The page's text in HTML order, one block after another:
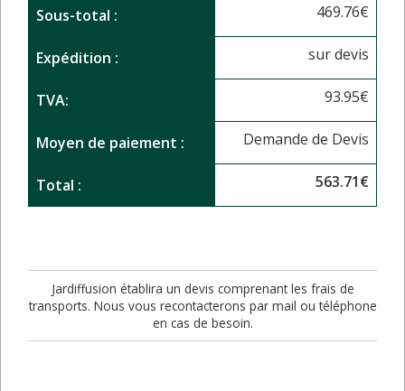
Sous-total : 469.76€
Expédition : sur devis
TVA: 93.95€
Moyen de paiement : Demande de Devis
Total : 563.71€
Jardiffusion établira un devis comprenant les frais de
transports. Nous vous recontacterons par mail ou téléphone
en cas de besoin.